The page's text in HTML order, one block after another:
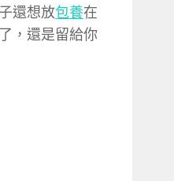
還想放包養在
，還是留給你